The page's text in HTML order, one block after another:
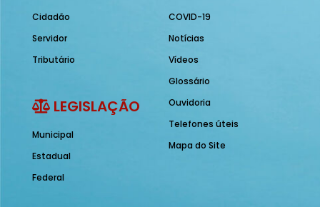
Cidadão
Servidor
Tributário
LEGISLAÇÃO
Municipal
Estadual
Federal
COVID-19
Notícias
Vídeos
Glossário
Ouvidoria
Telefones úteis
Mapa do Site